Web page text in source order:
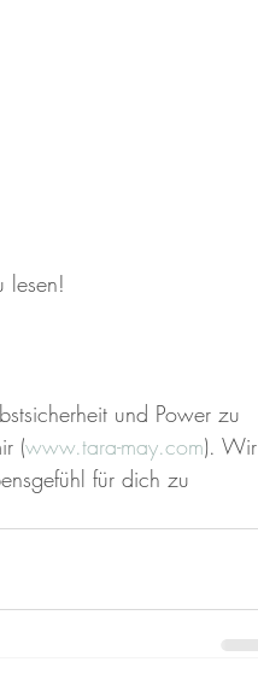
lesen!
und Power zu
(www.tara-may.com). Wir
für dich zu